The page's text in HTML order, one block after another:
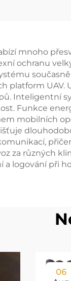
UAV,
mnoho
ochranu
platform
Inteligentní
Funkce
mobilních
za různých
logování při
06